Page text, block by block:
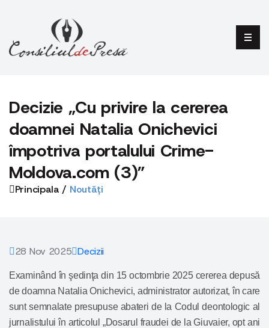
Decizie „Cu privire la cererea
doamnei Natalia Onichevici
împotriva portalului Crime-
Moldova.com (3)”
Principala / Noutăți
28 Nov 2025 Decizii
Examinând în şedinţa din 15 octombrie 2025 cererea depusă
de doamna Natalia Onichevici, administrator autorizat, în care
sunt semnalate presupuse abateri de la Codul deontologic al
jurnalistului în articolul „Dosarul fraudei de la Giuvaier, opt ani